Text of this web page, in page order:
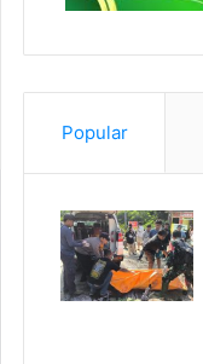
Popular